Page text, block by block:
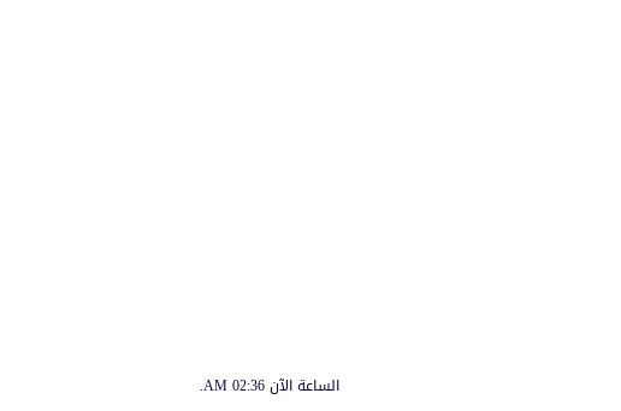
الساعة الآن02:36 AM
.